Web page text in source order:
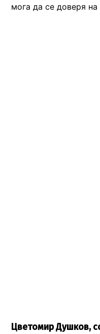
мога да се доверя на
Цветомир Душков,